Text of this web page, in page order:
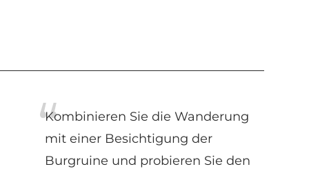
Kombinieren Sie die Wanderung
mit einer Besichtigung der
Burgruine und probieren Sie den